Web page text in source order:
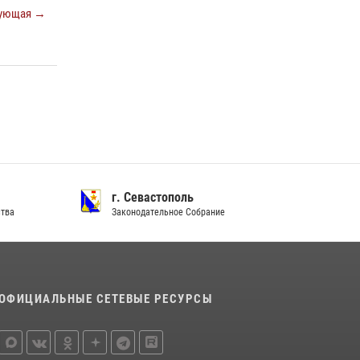
→
г. Севастополь
Законодательное Собрание
СЕТЕВЫЕ РЕСУРСЫ